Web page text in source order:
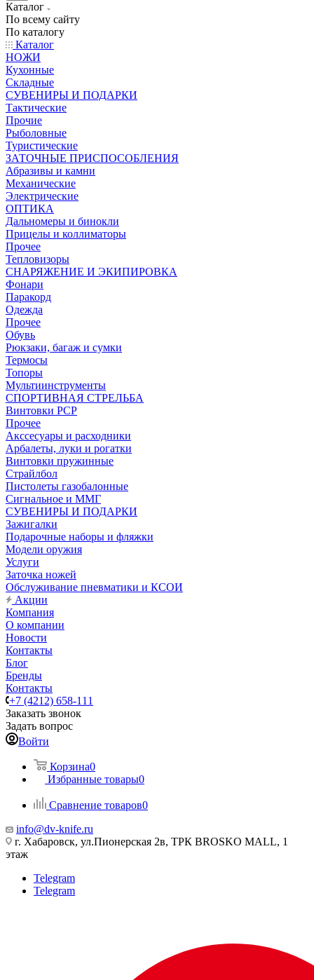
Каталог
По всему сайту
По каталогу
Каталог
НОЖИ
Кухонные
Складные
СУВЕНИРЫ И ПОДАРКИ
Тактические
Прочие
Рыболовные
Туристические
ЗАТОЧНЫЕ ПРИСПОСОБЛЕНИЯ
Абразивы и камни
Механические
Электрические
ОПТИКА
Дальномеры и бинокли
Прицелы и коллиматоры
Прочее
Тепловизоры
СНАРЯЖЕНИЕ И ЭКИПИРОВКА
Фонари
Паракорд
Одежда
Прочее
Обувь
Рюкзаки, багаж и сумки
Термосы
Топоры
Мультиинструменты
СПОРТИВНАЯ СТРЕЛЬБА
Винтовки PCP
Прочее
Акссесуары и расходники
Арбалеты, луки и рогатки
Винтовки пружинные
Страйлбол
Пистолеты газобалонные
Сигнальное и ММГ
СУВЕНИРЫ И ПОДАРКИ
Зажигалки
Подарочные наборы и фляжки
Модели оружия
Услуги
Заточка ножей
Обслуживание пневматики и КСОИ
Акции
Компания
О компании
Новости
Контакты
Блог
Бренды
Контакты
+7 (4212) 658-111
Заказать звонок
Задать вопрос
Войти
Корзина0
Избранные товары0
Сравнение товаров0
info@dv-knife.ru
г. Хабаровск, ул.Пионерская 2в, ТРК BROSKO MALL, 1
этаж
Telegram
Telegram